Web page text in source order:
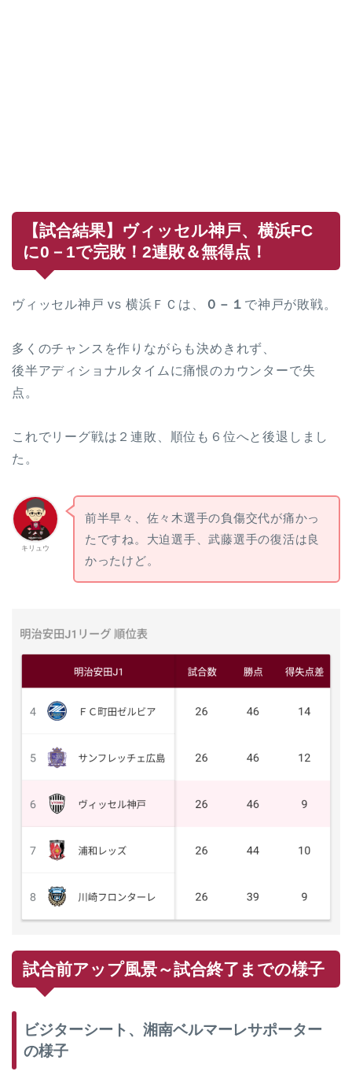
【試合結果】ヴィッセル神戸、横浜FC
に0－1で完敗！2連敗＆無得点！
ヴィッセル神戸 vs 横浜ＦＣは、 ０－１ で神戸が敗戦。
多くのチャンスを作りながらも決めきれず、
後半アディショナルタイムに痛恨のカウンターで失
点。
これでリーグ戦は２連敗、順位も６位へと後退しまし
た。
キリュウ
前半早々、佐々木選手の負傷交代が痛かっ
たですね。大迫選手、武藤選手の復活は良
かったけど。
試合前アップ風景～試合終了までの様子
ビジターシート、湘南ベルマーレサポーター
の様子